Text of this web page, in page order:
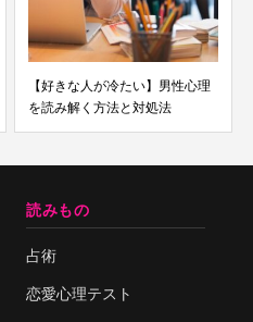
【好きな人が冷たい】男性心理
を読み解く方法と対処法
読みもの
占術
恋愛心理テスト